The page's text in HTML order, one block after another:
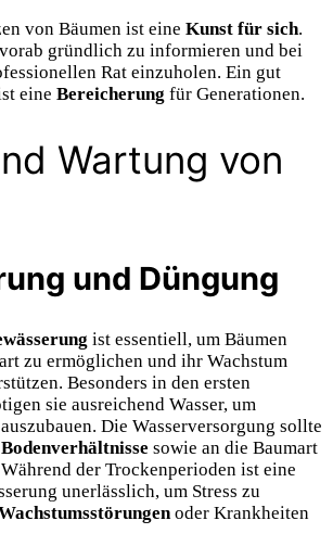
von Bäumen ist eine Kunst für sich.
gründlich zu informieren und bei
Rat einzuholen. Ein gut
eine Bereicherung für Generationen.
Wartung von
und Düngung
ist essentiell, um Bäumen
zu ermöglichen und ihr Wachstum
Besonders in den ersten
sie ausreichend Wasser, um
auszubauen. Die Wasserversorgung sollte
sowie an die Baumart
der Trockenperioden ist eine
unerlässlich, um Stress zu
oder Krankheiten